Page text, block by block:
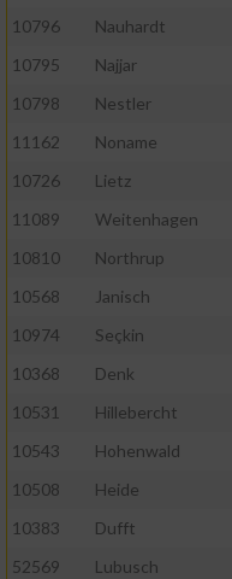
10796
Nauhardt
10795
Najjar
10798
Nestler
11162
Noname
10726
Lietz
11089
Weitenhagen
10810
Northrup
10568
Janisch
10974
Seçkin
10368
Denk
10531
Hillebercht
10543
Hohenwald
10508
Heide
10383
Dufft
52569
Lubusch